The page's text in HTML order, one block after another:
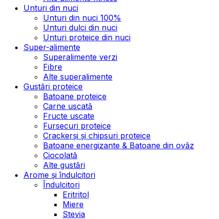
Unturi din nuci
Unturi din nuci 100%
Unturi dulci din nuci
Unturi proteice din nuci
Super-alimente
Superalimente verzi
Fibre
Alte superalimente
Gustări proteice
Batoane proteice
Carne uscată
Fructe uscate
Fursecuri proteice
Crackerși și chipsuri proteice
Batoane energizante & Batoane din ovăz
Ciocolată
Alte gustări
Arome și îndulcitori
Îndulcitori
Eritritol
Miere
Stevia